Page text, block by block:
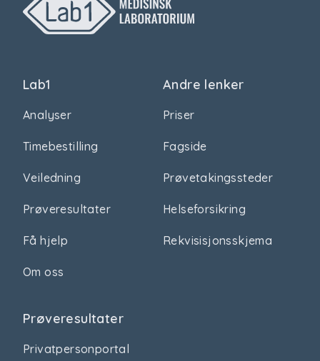
Lab1
Analyser
Timebestilling
Veiledning
Prøveresultater
Få hjelp
Om oss
Andre lenker
Priser
Fagside
Prøvetakingssteder
Helseforsikring
Rekvisisjonsskjema
Prøveresultater
Privatpersonportal